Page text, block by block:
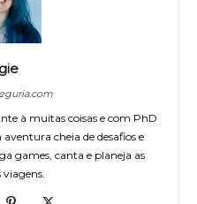
à muitas coisas e com PhD
cheia de desafios e
games, canta e planeja as